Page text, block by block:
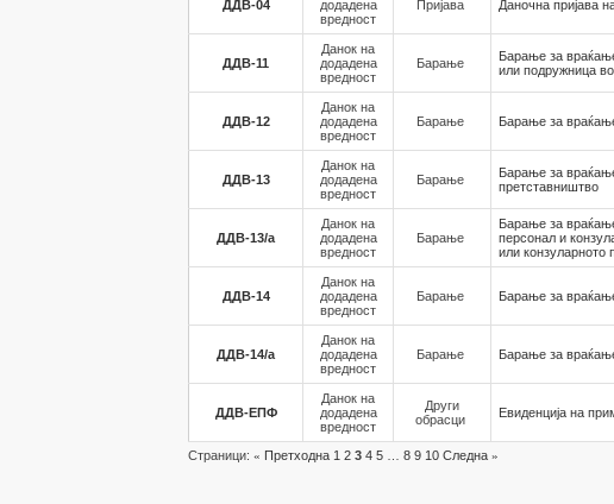
ДДВ-04
додадена
вредност
Пријава Даночна пријава
ДДВ-11
Данок на
додадена
вредност
Барање
Барање за
или подружница
ДДВ-12
Данок на
додадена
вредност
Барање Барање за
ДДВ-13
Данок на
додадена
вредност
Барање
Барање за
претставништво
ДДВ-13/а
Данок на
додадена
вредност
Барање
Барање за
персонал и
или конзуларното
ДДВ-14
Данок на
додадена
вредност
Барање Барање за
ДДВ-14/а
Данок на
додадена
вредност
Барање Барање за
ДДВ-ЕПФ
Данок на
додадена
вредност
Други
обрасци
Евиденција на
Страници: « Претходна 1 2 3 4 5 8 9 10 Следна »